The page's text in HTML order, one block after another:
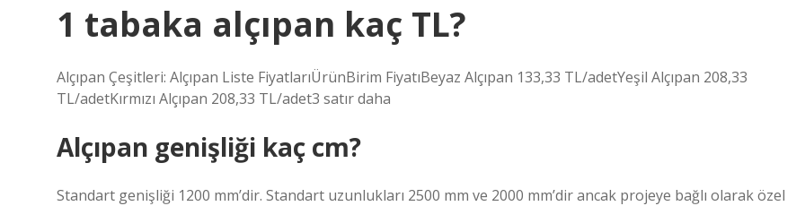
1 tabaka alçıpan kaç TL?
Alçıpan Çeşitleri: Alçıpan Liste FiyatlarıÜrünBirim FiyatıBeyaz Alçıpan 133,33 TL/adetYeşil Alçıpan 208,33
TL/adetKırmızı Alçıpan 208,33 TL/adet3 satır daha
Alçıpan genişliği kaç cm?
Standart genişliği 1200 mm’dir. Standart uzunlukları 2500 mm ve 2000 mm’dir ancak projeye bağlı olarak özel